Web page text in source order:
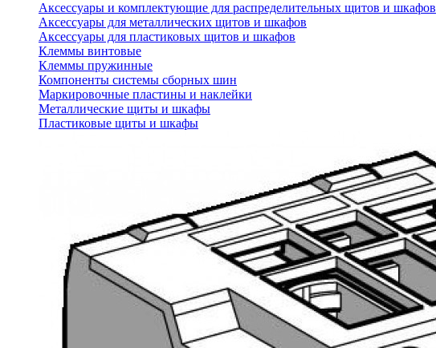
Аксессуары и комплектующие для распределительных щитов и шкафов
Аксессуары для металлических щитов и шкафов
Аксессуары для пластиковых щитов и шкафов
Клеммы винтовые
Клеммы пружинные
Компоненты системы сборных шин
Маркировочные пластины и наклейки
Металлические щиты и шкафы
Пластиковые щиты и шкафы